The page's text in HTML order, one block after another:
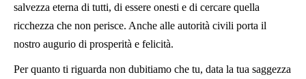
salvezza eterna di tutti, di essere onesti e di cercare quella
ricchezza che non perisce. Anche alle autorità civili porta il
nostro augurio di prosperità e felicità.
Per quanto ti riguarda non dubitiamo che tu, data la tua saggezza